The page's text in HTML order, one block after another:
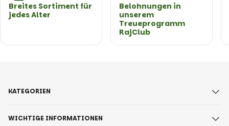
Breites Sortiment für
jedes Alter
Belohnungen in
unserem
Treueprogramm
RajClub
KATEGORIEN
WICHTIGE INFORMATIONEN